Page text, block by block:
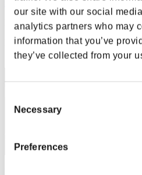
our site with our social
analytics partners who may
information that you’ve
they’ve collected from your
Selection
Necessary
Preferences
scorpion_ka
Puntos:Missions30/57'07"47
Posición
32